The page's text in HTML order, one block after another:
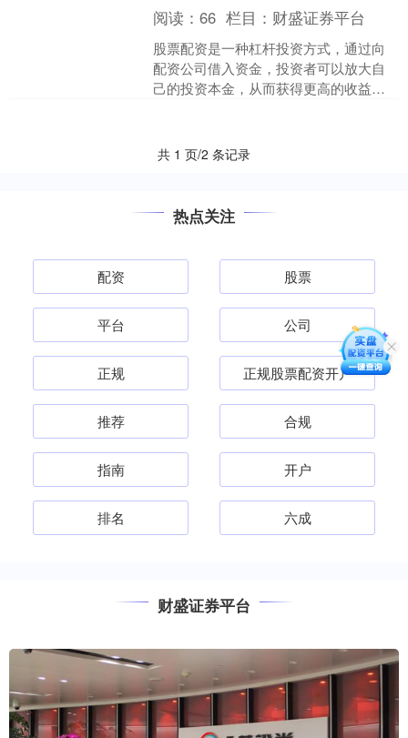
阅读：66 栏目： 财盛证券平台
股票配资是一种杠杆投资方式，通过向
配资公司借入资金，投资者可以放大自
己的投资本金，从而获得更高的收益。
共 1 页/2 条记录
热点关注
配资 股票
平台 公司
正规 正规股票配资开户
推荐 合规
指南 开户
排名 六成
财盛证券平台